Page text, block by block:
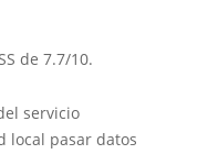
de 7.7/10.
servicio
local pasar datos